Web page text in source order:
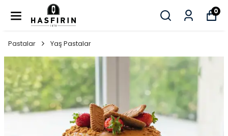
0
Pastalar Yaş Pastalar